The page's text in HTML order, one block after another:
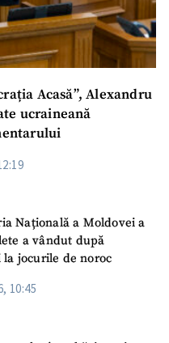
Acasă”, Alexandru
ucraineană
Națională a Moldovei a
a vândut după
jocurile de noroc
10:45